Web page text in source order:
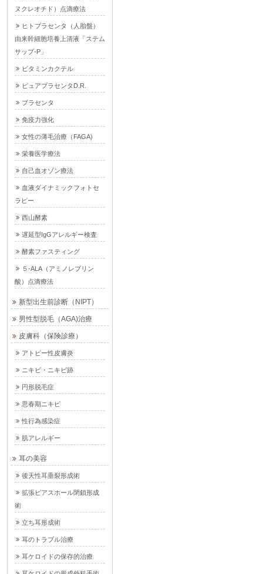
ヌクレオチド）点滴療法
ヒトプラセンタ（人胎盤）
由来幹細胞培養上清液「ステム
サップ-P」
ビタミンカクテル
ピュアプラセンタD.R.
プラセンタ
免疫力強化
女性の薄毛治療（FAGA)
栄養医学療法
自己血オゾン療法
血液ダイナミックフォトセ
ラピー
西山酵素
遅延型IgGアレルギー検査
酵素ファスティング
５-ALA（アミノレブリン
酸）点滴療法
新型出生前診断（NIPT）
男性型脱毛（AGA)治療
皮膚科（保険診療）
アトピー性皮膚炎
ニキビ・ニキビ跡
円形脱毛症
思春期ニキビ
性行為感染症
肌アレルギー
耳の美容
後天性耳垂裂形成術
拡張ピアスホール閉鎖形成
術
立ち耳形成術
耳のトラブル治療
耳ケロイドの保存的治療